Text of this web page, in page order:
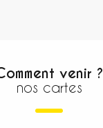
venir ?
nos cartes